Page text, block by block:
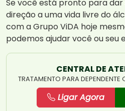
Se você está pronto para
direção a uma vida livre do
com a Grupo ViDA hoje
podemos ajudar você ou seu
CENTRAL DE
TRATAMENTO PARA
Ligar Agora